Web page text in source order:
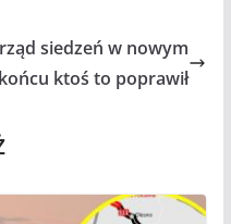
siedzeń w nowym
ktoś to poprawił